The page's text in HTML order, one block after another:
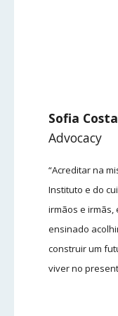
Sofia Costa
Advocacy
“Acreditar na
Instituto e do
irmãos e irmãs,
ensinado
construir um
viver no